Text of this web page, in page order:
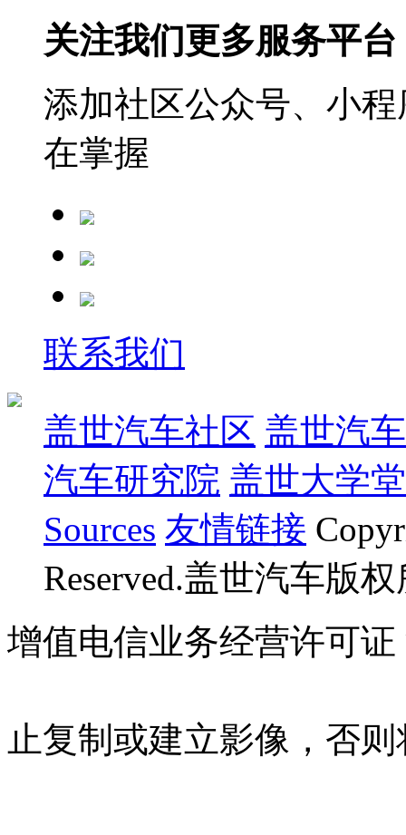
关注我们更多服务平台
添加社区公众号、小
在掌握
联系我们
盖世汽车社区 盖世汽
汽车研究院 盖世大学堂
Sources 友情链接
Reserved.盖世汽车版
增值电信业务经营许可证
止复制或建立影像，否